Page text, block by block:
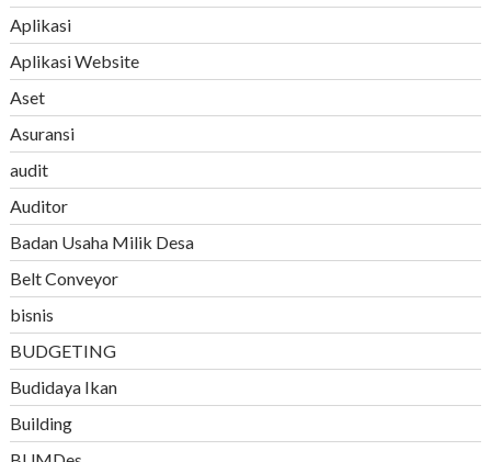
Aplikasi
Aplikasi Website
Aset
Asuransi
audit
Auditor
Badan Usaha Milik Desa
Belt Conveyor
bisnis
BUDGETING
Budidaya Ikan
Building